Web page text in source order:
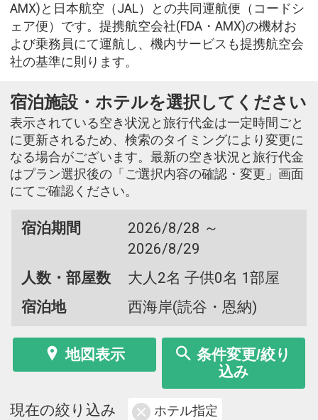
AMX)と日本航空（JAL）との共同運航便（コードシ
ェア便）です。提携航空会社(FDA・AMX)の機材お
よび乗務員にて運航し、機内サービスも提携航空会
社の基準に則ります。
宿泊施設・ホテルを選択してください
表示されている空き状況と旅行代金は一定時間ごと
に更新されるため、検索のタイミングにより変更に
なる場合がございます。最新の空き状況と旅行代金
はプラン選択後の「ご選択内容の確認・変更」画面
にてご確認ください。
宿泊期間
2026/8/28 ～
2026/8/29
人数・部屋数
大人2名 子供0名 1部屋
宿泊地
西海岸(読谷・恩納)
地図表示
条件変更/絞り
込み
現在の絞り込み ホテル指定